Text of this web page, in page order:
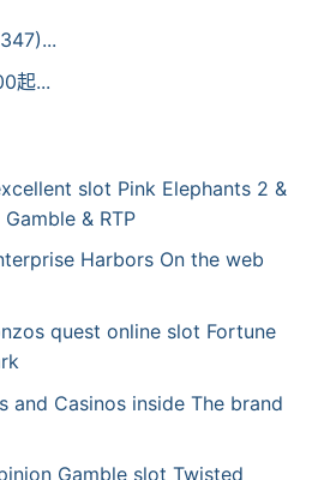
起...
slot Pink Elephants 2 &
& RTP
Harbors On the web
quest online slot Fortune
and Casinos inside The brand
Gamble slot Twisted